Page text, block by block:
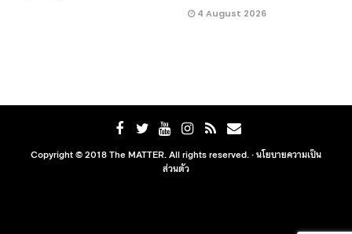
4 August 2026
Copyright © 2018 The MATTER. All rights reserved. ·นโยบายความเป็น
ส่วนตัว